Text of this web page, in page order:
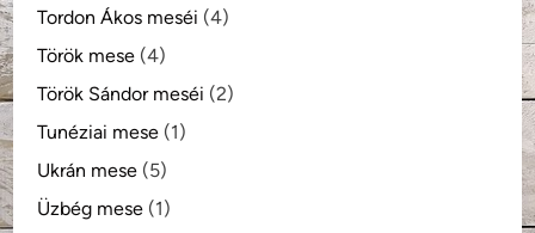
Tordon Ákos meséi (4)
Török mese (4)
Török Sándor meséi (2)
Tunéziai mese (1)
Ukrán mese (5)
Üzbég mese (1)